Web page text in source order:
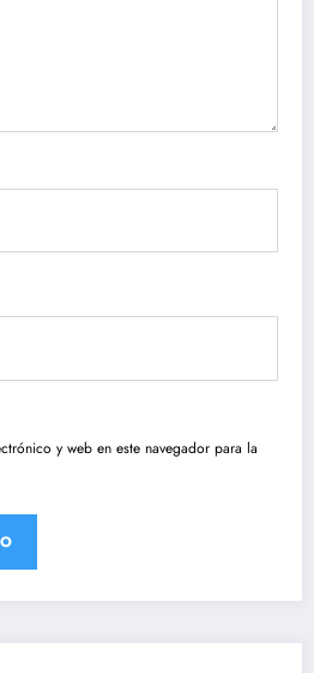
y web en este navegador para la